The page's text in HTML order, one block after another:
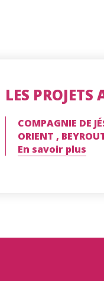
LES PROJETS
COMPAGNIE DE
ORIENT ,
En savoir plus